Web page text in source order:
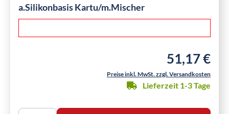
a.Silikonbasis Kartu/m.Mischer
Regulärer
51,17 €
Preise inkl. MwSt. zzgl. Versandkosten
Lieferzeit 1-3 Tage